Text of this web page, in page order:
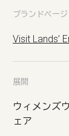
ブランドページ
Visit Lands’
展開
ウィメンズ
ェア